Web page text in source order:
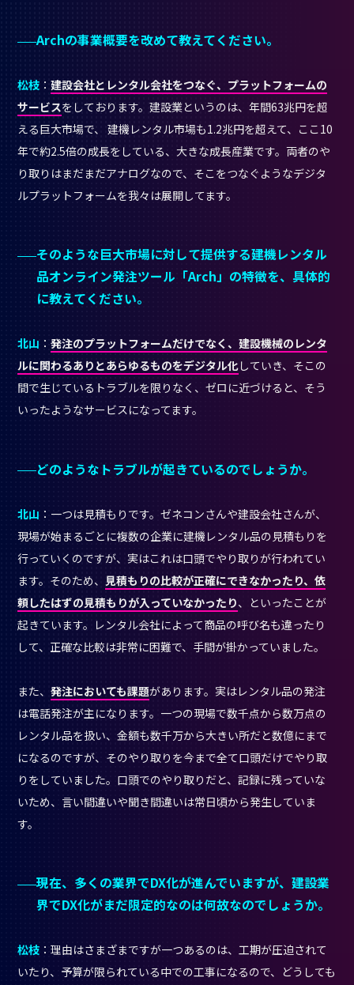
Archの事業概要を改めて教えてください。
松枝 ：建設会社とレンタル会社をつなぐ、プラットフォームの
サービスをしております。建設業というのは、年間63兆円を超
える巨大市場で、 建機レンタル市場も1.2兆円を超えて、ここ10
年で約2.5倍の成長をしている、大きな成長産業です。両者のや
り取りはまだまだアナログなので、そこをつなぐようなデジタ
ルプラットフォームを我々は展開してます。
そのような巨大市場に対して提供する建機レンタル
品オンライン発注ツール「Arch」の特徴を、具体的
に教えてください。
北山 ：発注のプラットフォームだけでなく、建設機械のレンタ
ルに関わるありとあらゆるものをデジタル化していき、そこの
間で生じているトラブルを限りなく、ゼロに近づけると、そう
いったようなサービスになってます。
どのようなトラブルが起きているのでしょうか。
北山 ：一つは見積もりです。ゼネコンさんや建設会社さんが、
現場が始まるごとに複数の企業に建機レンタル品の見積もりを
行っていくのですが、実はこれは口頭でやり取りが行われてい
ます。そのため、 見積もりの比較が正確にできなかったり、依
頼したはずの見積もりが入っていなかったり、といったことが
起きています。レンタル会社によって商品の呼び名も違ったり
して、正確な比較は非常に困難で、手間が掛かっていました。
また、発注においても課題があります。実はレンタル品の発注
は電話発注が主になります。一つの現場で数千点から数万点の
レンタル品を扱い、金額も数千万から大きい所だと数億にまで
になるのですが、そのやり取りを今まで全て口頭だけでやり取
りをしていました。口頭でのやり取りだと、記録に残っていな
いため、言い間違いや聞き間違いは常日頃から発生していま
す。
現在、多くの業界でDX化が進んでいますが、建設業
界でDX化がまだ限定的なのは何故なのでしょうか。
松枝 ：理由はさまざまですが一つあるのは、工期が圧迫されて
いたり、予算が限られている中での工事になるので、どうしても